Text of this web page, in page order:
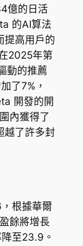
億的日活
的AI算法
提高用戶的
2025年第
動的推薦
了7%，
開發的開
內獲得了
越了許多封
根據華爾
餘將增長
至23.9。